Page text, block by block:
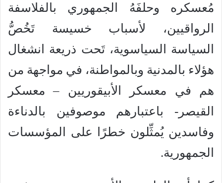
مُعسكره وحلفَهُ الجمهوري بالفلاسفة
الرواقيين، لأسباب خسيسة تَخُصُّ
السياسة السياسوية، تَحت ذريعة انشغال
هؤلاء بالمدنية وبالمواطنة، في مواجهة من
هم في معسكر الأبيقوريين – معسكر
القيصر- باعتبارهم موصوفين بالدناءة
وفاسدين يُمثِّلون خطرًا على المؤسسات
الجمهورية.